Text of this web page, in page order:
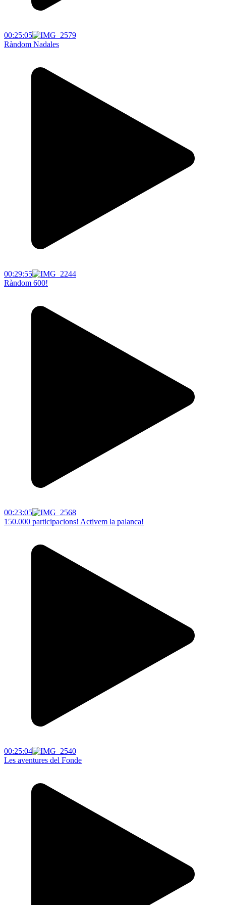
00:25:05
Ràndom Nadales
00:29:55
Ràndom 600!
00:23:05
150.000 participacions! Activem la palanca!
00:25:04
Les aventures del Fonde